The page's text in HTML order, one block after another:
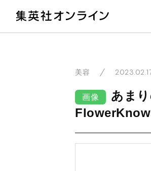
美容
画像
あま